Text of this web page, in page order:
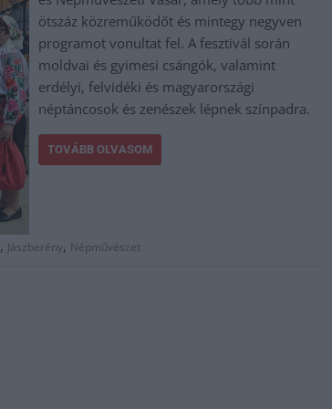
ötszáz közreműködőt és mintegy negyven
programot vonultat fel. A fesztivál során
moldvai és gyimesi csángók, valamint
erdélyi, felvidéki és magyarországi
néptáncosok és zenészek lépnek színpadra.
TOVÁBB OLVASOM
, Jászberény, Népművészet